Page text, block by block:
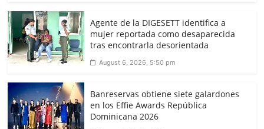
Agente de la DIGESETT identifica a
mujer reportada como desaparecida
tras encontrarla desorientada
August 6, 2026, 5:50 pm
Banreservas obtiene siete galardones
en los Effie Awards República
Dominicana 2026